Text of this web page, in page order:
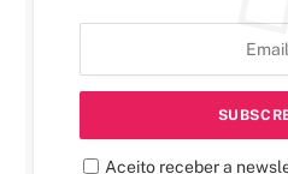
Aceito receber a